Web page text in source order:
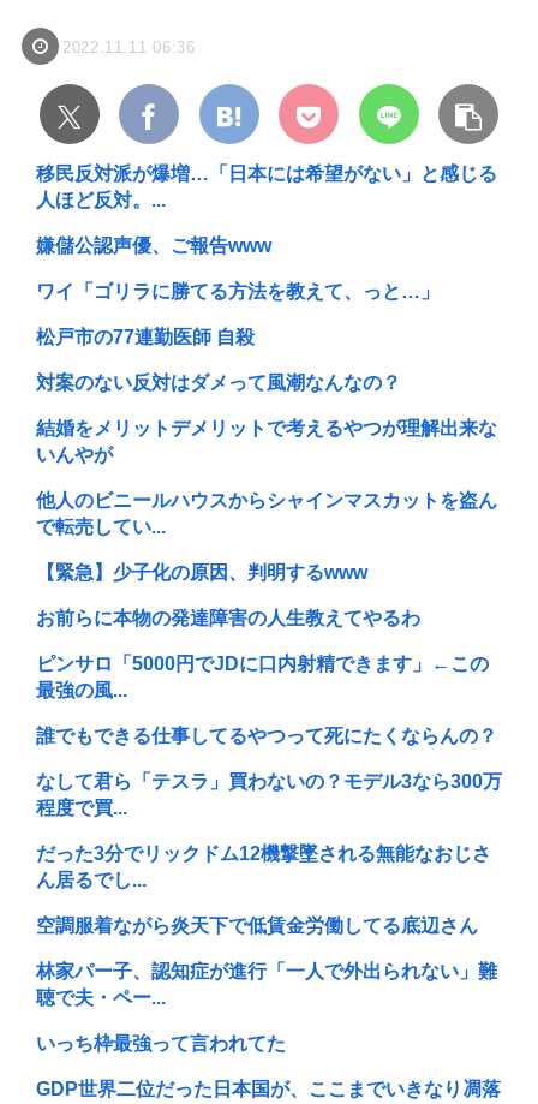
2022.11.11 06:36
移民反対派が爆増…「日本には希望がない」と感じる
人ほど反対。...
嫌儲公認声優、ご報告www
ワイ「ゴリラに勝てる方法を教えて、っと…」
松戸市の77連勤医師 自殺
対案のない反対はダメって風潮なんなの？
結婚をメリットデメリットで考えるやつが理解出来な
いんやが
他人のビニールハウスからシャインマスカットを盗ん
で転売してい...
【緊急】少子化の原因、判明するwww
お前らに本物の発達障害の人生教えてやるわ
ピンサロ「5000円でJDに口内射精できます」←この
最強の風...
誰でもできる仕事してるやつって死にたくならんの？
なして君ら「テスラ」買わないの？モデル3なら300万
程度で買...
だった3分でリックドム12機撃墜される無能なおじさ
ん居るでし...
空調服着ながら炎天下で低賃金労働してる底辺さん
林家パー子、認知症が進行「一人で外出られない」難
聴で夫・ペー...
いっち枠最強って言われてた
GDP世界二位だった日本国が、ここまでいきなり凋落